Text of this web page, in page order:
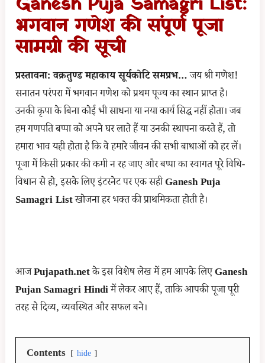
भगवान गणेश की संपूर्ण पूजा
सामग्री की सूची
प्रस्तावना: वक्रतुण्ड महाकाय सूर्यकोटि समप्रभ…जय श्री गणेश!
सनातन परंपरा में भगवान गणेश को प्रथम पूज्य का स्थान प्राप्त है।
उनकी कृपा के बिना कोई भी साधना या नया कार्य सिद्ध नहीं होता। जब
हम गणपति बप्पा को अपने घर लाते हैं या उनकी स्थापना करते हैं, तो
हमारा भाव यही होता है कि वे हमारे जीवन की सभी बाधाओं को हर लें।
पूजा में किसी प्रकार की कमी न रह जाए और बप्पा का स्वागत पूरे विधि-
विधान से हो, इसके लिए इंटरनेट पर एक सहीGanesh Puja
Samagri Listखोजना हर भक्त की प्राथमिकता होती है।
आजPujapath.netके इस विशेष लेख में हम आपके लिएGanesh
Pujan Samagri Hindiमें लेकर आए हैं, ताकि आपकी पूजा पूरी
तरह से दिव्य, व्यवस्थित और सफल बने।
Contents hide